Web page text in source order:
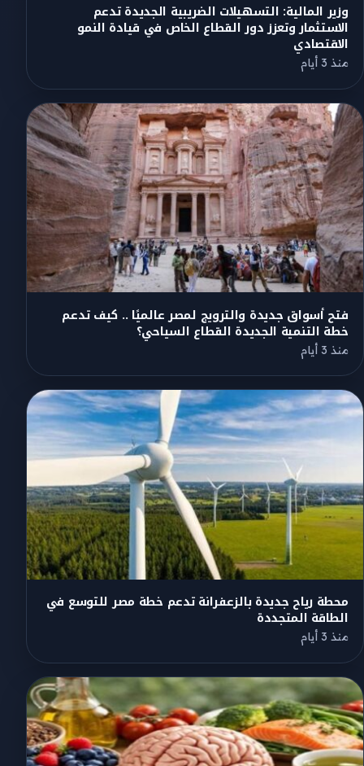
وزير المالية: التسهيلات الضريبية الجديدة تدعم
الاستثمار وتعزز دور القطاع الخاص في قيادة النمو
الاقتصادي
منذ 3 أيام
فتح أسواق جديدة والترويج لمصر عالميًا .. كيف تدعم
خطة التنمية الجديدة القطاع السياحي؟
منذ 3 أيام
محطة رياح جديدة بالزعفرانة تدعم خطة مصر للتوسع في
الطاقة المتجددة
منذ 3 أيام